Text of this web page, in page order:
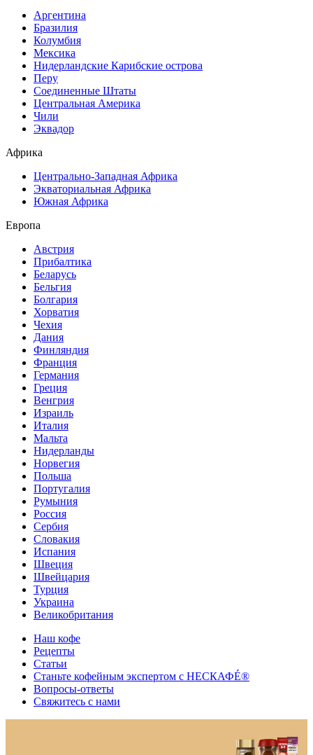
Аргентина
Бразилия
Колумбия
Мексика
Нидерландские Карибские острова
Перу
Соединенные Штаты
Центральная Америка
Чили
Эквадор
Африка
Центрально-Западная Африка
Экваториальная Африка
Южная Африка
Европа
Австрия
Прибалтика
Беларусь
Бельгия
Болгария
Хорватия
Чехия
Дания
Финляндия
Франция
Германия
Греция
Венгрия
Израиль
Италия
Мальта
Нидерланды
Норвегия
Польша
Португалия
Румыния
Россия
Сербия
Словакия
Испания
Швеция
Швейцария
Турция
Украина
Великобритания
Наш кофе
Рецепты
Cтатьи
Станьте кофейным экспертом с НЕСКАФÉ®
Вопросы-ответы
Свяжитесь с нами